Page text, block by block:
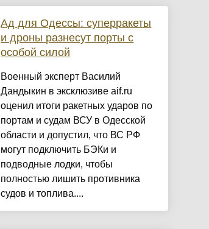
Ад для Одессы: суперракеты
и дроны разнесут порты с
особой силой
Военный эксперт Василий
Дандыкин в эксклюзиве aif.ru
оценил итоги ракетных ударов по
портам и судам ВСУ в Одесской
области и допустил, что ВС РФ
могут подключить БЭКи и
подводные лодки, чтобы
полностью лишить противника
судов и топлива....